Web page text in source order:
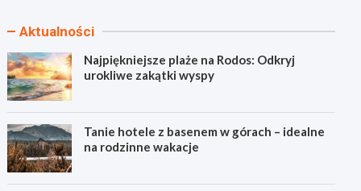
Aktualności
Najpiękniejsze plaże na Rodos: Odkryj
urokliwe zakątki wyspy
Tanie hotele z basenem w górach – idealne
na rodzinne wakacje